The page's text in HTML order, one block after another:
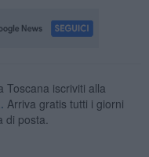
Toscana iscriviti alla
Arriva gratis tutti i giorni
posta.